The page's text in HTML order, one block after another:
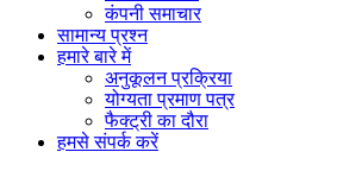
कंपनी समाचार
सामान्य प्रश्न
हमारे बारे में
अनुकूलन प्रक्रिया
योग्यता प्रमाण पत्र
फैक्ट्री का दौरा
हमसे संपर्क करें